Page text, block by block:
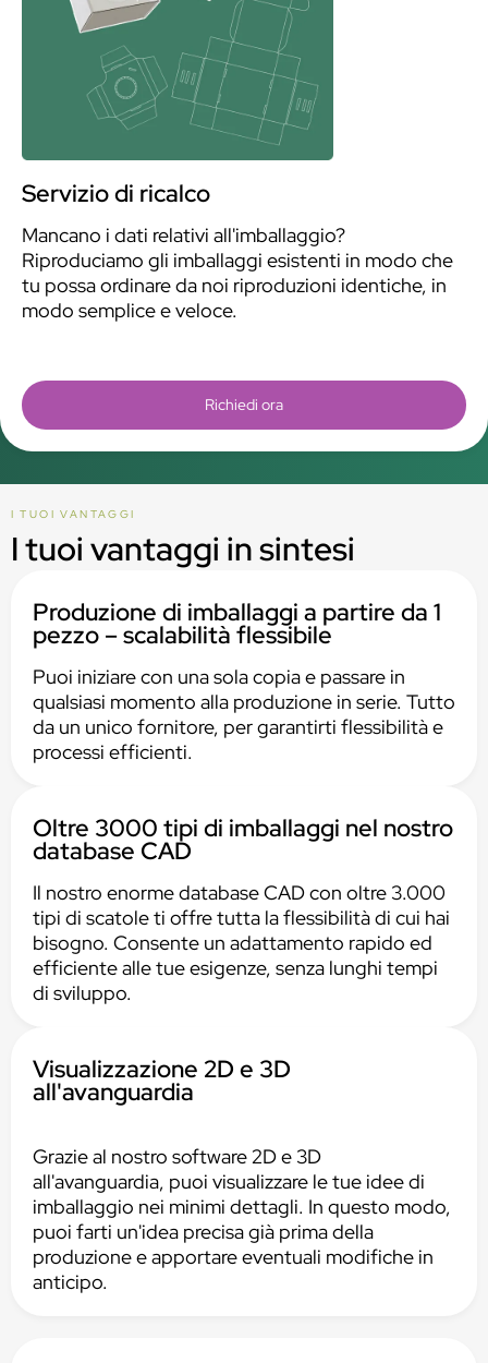
Servizio di ricalco
Mancano i dati relativi all'imballaggio?
Riproduciamo gli imballaggi esistenti in modo che
tu possa ordinare da noi riproduzioni identiche, in
modo semplice e veloce.
Richiedi ora
I TUOI VANTAGGI
I tuoi vantaggi in sintesi
Produzione di imballaggi a partire da 1
pezzo – scalabilità flessibile
Puoi iniziare con una sola copia e passare in
qualsiasi momento alla produzione in serie. Tutto
da un unico fornitore, per garantirti flessibilità e
processi efficienti.
Oltre 3000 tipi di imballaggi nel nostro
database CAD
Il nostro enorme database CAD con oltre 3.000
tipi di scatole ti offre tutta la flessibilità di cui hai
bisogno. Consente un adattamento rapido ed
efficiente alle tue esigenze, senza lunghi tempi
di sviluppo.
Visualizzazione 2D e 3D
all'avanguardia
Grazie al nostro software 2D e 3D
all'avanguardia, puoi visualizzare le tue idee di
imballaggio nei minimi dettagli. In questo modo,
puoi farti un'idea precisa già prima della
produzione e apportare eventuali modifiche in
anticipo.